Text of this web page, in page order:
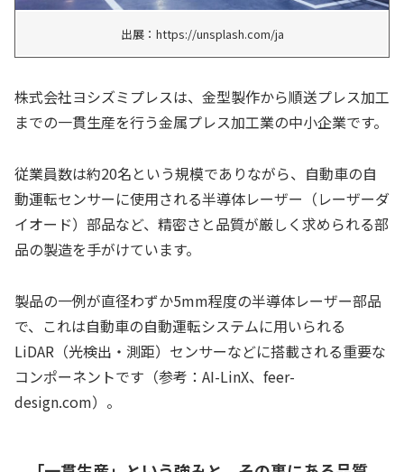
出展：https://unsplash.com/ja
株式会社ヨシズミプレスは、金型製作から順送プレス加工
までの一貫生産を行う金属プレス加工業の中小企業です。
従業員数は約20名という規模でありながら、自動車の自
動運転センサーに使用される半導体レーザー（レーザーダ
イオード）部品など、精密さと品質が厳しく求められる部
品の製造を手がけています。
製品の一例が直径わずか5mm程度の半導体レーザー部品
で、これは自動車の自動運転システムに用いられる
LiDAR（光検出・測距）センサーなどに搭載される重要な
コンポーネントです（参考：AI-LinX、feer-
design.com）。